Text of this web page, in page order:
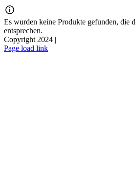
Zum
Inhalt
springen
Es wurden keine Produkte gefunden, die
entsprechen.
Copyright 2024 |
Page load link